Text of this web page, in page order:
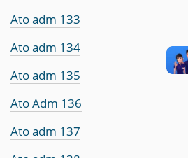
Ato adm 133
Ato adm 134
Ato adm 135
Ato Adm 136
Ato adm 137